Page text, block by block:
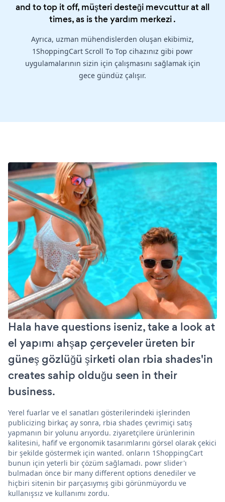
and to top it off, müşteri desteği mevcuttur at all
times, as is theyardım merkezi.
Ayrıca, uzman mühendislerden oluşan ekibimiz,
1ShoppingCart Scroll To Top cihazınız gibi powr
uygulamalarının sizin için çalışmasını sağlamak için
gece gündüz çalışır.
Hala have questions iseniz, take a look at
el yapımı ahşap çerçeveler üreten bir
güneş gözlüğü şirketi olan rbia shades'in
creates sahip olduğu seen in their
business.
Yerel fuarlar ve el sanatları gösterilerindeki işlerinden
publicizing birkaç ay sonra, rbia shades çevrimiçi satış
yapmanın bir yolunu arıyordu. ziyaretçilere ürünlerinin
kalitesini, hafif ve ergonomik tasarımlarını görsel olarak çekici
bir şekilde göstermek için wanted. onların 1ShoppingCart
bunun için yeterli bir çözüm sağlamadı. powr slider'ı
bulmadan önce bir many different options denediler ve
hiçbiri sitenin bir parçasıymış gibi görünmüyordu ve
kullanışsız ve kullanımı zordu.